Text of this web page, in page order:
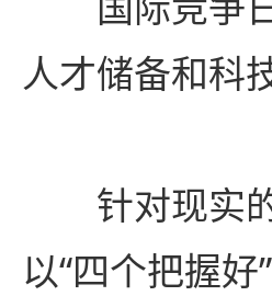
人才储备和科
针对现实的
以“四个把握